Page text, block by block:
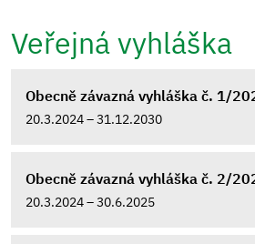
Veřejná vyhláška
Obecně závazná vyhláška č. 1/
20.3.2024 – 31.12.2030
Obecně závazná vyhláška č. 2/
20.3.2024 – 30.6.2025